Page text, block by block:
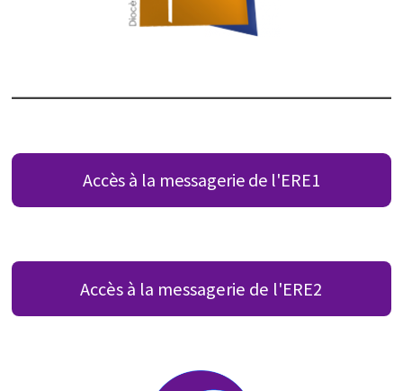
Accès à la messagerie de l'ERE1
Accès à la messagerie de l'ERE2